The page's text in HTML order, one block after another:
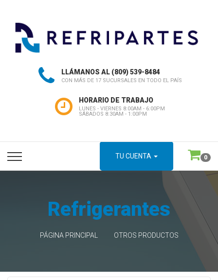
LLÁMANOS AL (809) 539-8484
CON MÁS DE 17 SUCURSALES EN TODO EL PAÍS
HORARIO DE TRABAJO
LUNES - VIERNES 8:00AM - 6:00PM
SÁBADOS 8:30AM - 1:00PM
TU CUENTA 0
Refrigerantes
PÁGINA PRINCIPAL OTROS PRODUCTOS